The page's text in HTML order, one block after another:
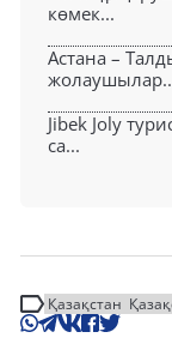
көмек...
Астана –
Jibek Joly
са...
Қазақстан